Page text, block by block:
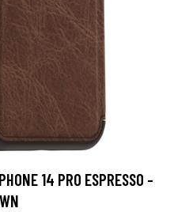
14 PRO ESPRESSO -